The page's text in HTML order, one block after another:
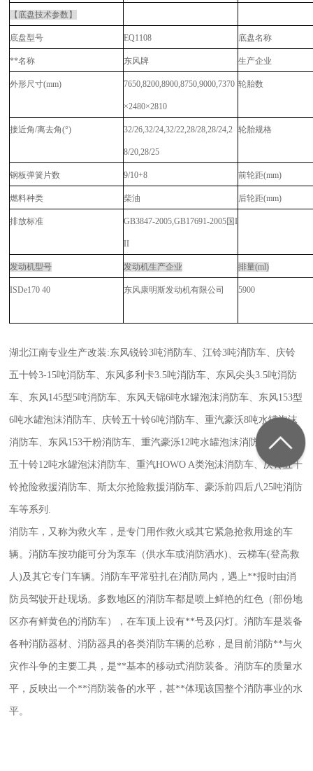
【底盘技术参数】
底盘型号 EQ1108 底盘名称
**名称 东风牌 生产企业
外形尺寸(mm) 7650,8200,8900,8750,9000,7370
×2480×2810
轮胎数
接近角/离去角(°) 32/26,32/24,32/22,28/28,28/24,2
8/20,28/25
轮胎规格
钢板弹簧片数 9/10+8 前轮距(mm)
燃料种类 柴油 后轮距(mm)
排放标准 GB3847-2005,GB17691-2005国I
II
发动机型号 发动机生产企业 排量(ml)
ISDe170 40 东风康明斯发动机有限公司 5900
湖北江南专业生产改装:东风锐铃3吨消防车、江铃3吨消防车、庆铃
五十铃3-15吨消防车、东风多利卡3.5吨消防车、东风尖头3.5吨消防
车、东风145型5吨消防车、东风天锦6吨水罐泡沫消防车、东风153型
6吨水罐泡沫消防车、庆铃五十铃6吨消防车、重汽豪沃8吨水罐泡沫
消防车、东风153干粉消防车、重汽豪泺12吨水罐泡沫消防车、庆铃
五十铃12吨水罐泡沫消防车、重汽HOWO A类泡沫消防车、庆铃五十
铃抢险救援消防车、斯太尔抢险救援消防车、豪泺前四后八 25吨消防
车等系列
消防车，又称为救火车，是专门用作救火或其它紧急抢救用途的车
辆。消防车按功能可分为泵车（供水车或消防洒水) 、云梯车(登高救
人)及其它专门车辆。消防车平常驻扎在消防局内，遇上**报时由消
防员驾驶开赴现场。多数地区的消防车都是喷上鲜艳的红色（部份地
区亦有鲜黄色的消防车），在车顶上设有**号及闪灯。消防车是装备
各种消防器材、消防器具的各类消防车辆的总称，是目前消防**与火
灾作斗争的主要工具，是**基本的移动式消防装备。消防车的质量水
平，反映出一个**消防装备的水平，甚**体现该国整个消防事业的水
平。